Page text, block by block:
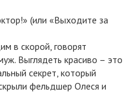
(или «Выходите за
в скорой, говорят
Выглядеть красиво – это
секрет, который
фельдшер Олеся и